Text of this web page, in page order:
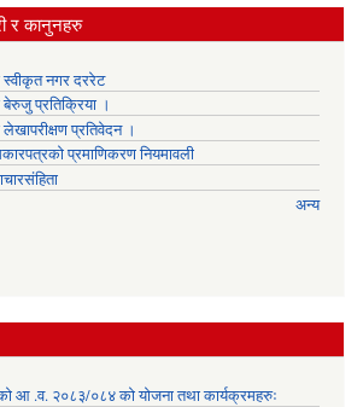
र कानुनहरु
नगर दररेट
प्रतिक्रिया ।
प्रतिवेदन ।
प्रमाणिकरण नियमावली
अन्य
आ .व. २०८३/०८४ को योजना तथा कार्यक्रमहरुः